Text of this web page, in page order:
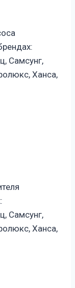
Самсунг,
Ханса,
Самсунг,
Ханса,